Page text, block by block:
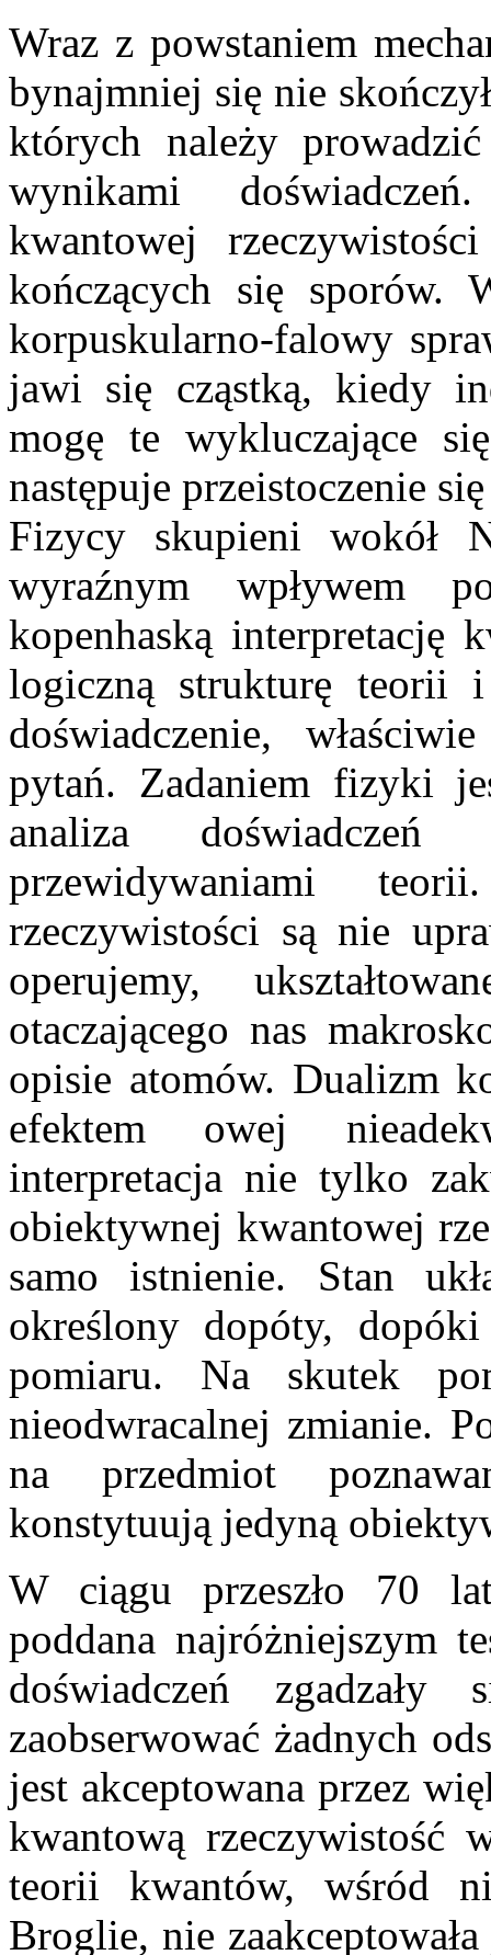
Wraz z powstaniem
bynajmniej się nie
których należy
wynikami
kwantowej
kończących się sporów.
korpuskularno-falowy
jawi się cząstką, kiedy
mogę te wykluczające
następuje przeistoczenie
Fizycy skupieni wokół
wyraźnym wpływem
kopenhaską interpretację
logiczną strukturę teorii
doświadczenie,
pytań. Zadaniem fizyki
analiza
przewidywaniami
rzeczywistości są nie
operujemy,
otaczającego nas
opisie atomów. Dualizm
efektem owej
interpretacja nie tylko
obiektywnej kwantowej
samo istnienie. Stan
określony dopóty,
pomiaru. Na skutek
nieodwracalnej zmianie.
na przedmiot
konstytuują jedyną
W ciągu przeszło 70
poddana najróżniejszym
doświadczeń
zaobserwować żadnych
jest akceptowana przez
kwantową rzeczywistość
teorii kwantów, wśród
Broglie, nie